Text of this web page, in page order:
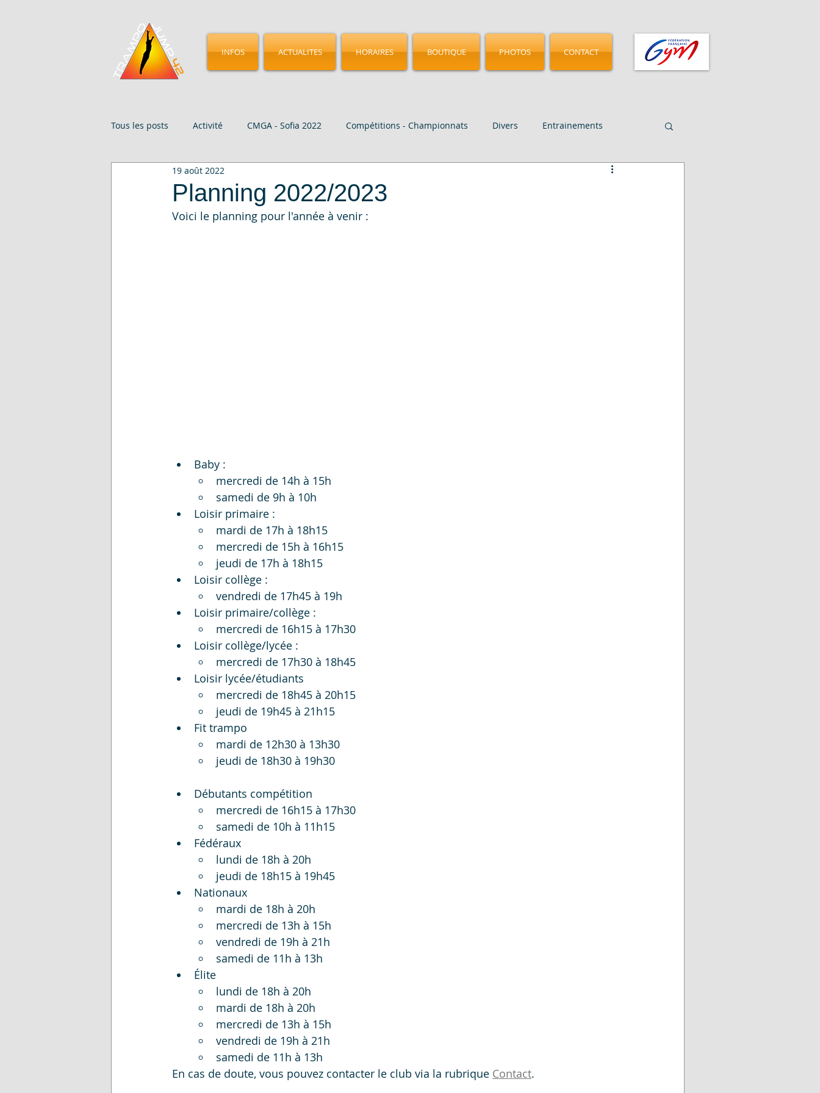
INFOS ACTUALITES HORAIRES BOUTIQUE PHOTOS CONTACT
Tous les posts Activité CMGA - Sofia 2022 Compétitions - Championnats Divers Entrainements
Évenements Presse CMGA - Pamplona 2025
Planning 2022/2023
19 août 2022
Voici le planning pour l'année à venir :
Baby :
mercredi de 14h à 15h
samedi de 9h à 10h
Loisir primaire :
mardi de 17h à 18h15
mercredi de 15h à 16h15
jeudi de 17h à 18h15
Loisir collège :
vendredi de 17h45 à 19h
Loisir primaire/collège :
mercredi de 16h15 à 17h30
Loisir collège/lycée :
mercredi de 17h30 à 18h45
Loisir lycée/étudiants
mercredi de 18h45 à 20h15
jeudi de 19h45 à 21h15
Fit trampo
mardi de 12h30 à 13h30
jeudi de 18h30 à 19h30
Débutants compétition
mercredi de 16h15 à 17h30
samedi de 10h à 11h15
Fédéraux
lundi de 18h à 20h
jeudi de 18h15 à 19h45
Nationaux
mardi de 18h à 20h
mercredi de 13h à 15h
vendredi de 19h à 21h
samedi de 11h à 13h
Élite
lundi de 18h à 20h
mardi de 18h à 20h
mercredi de 13h à 15h
vendredi de 19h à 21h
samedi de 11h à 13h
En cas de doute, vous pouvez contacter le club via la rubrique Contact.